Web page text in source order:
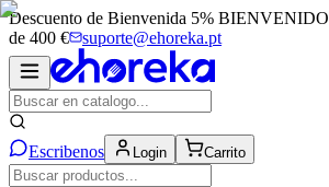
Descuento de Bienvenida 5% BIENVENIDO
de 400 €
suporte@ehoreka.pt
Escribenos Login Carrito